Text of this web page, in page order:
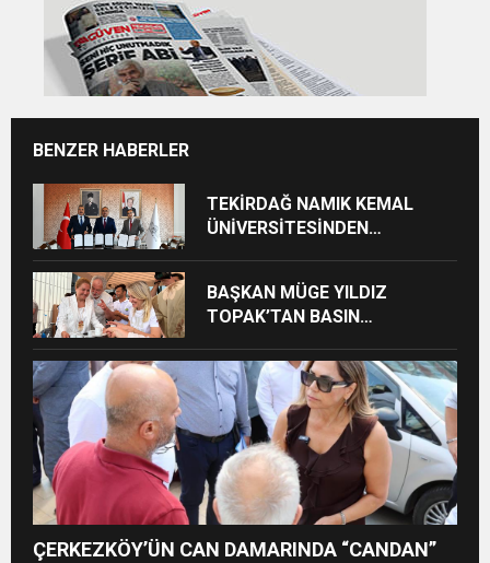
BENZER HABERLER
TEKİRDAĞ NAMIK KEMAL
ÜNİVERSİTESİNDEN
BAŞKAN MÜGE YILDIZ
TOPAK’TAN BASIN
BULUŞMASI
ÇERKEZKÖY’ÜN CAN DAMARINDA “CANDAN”